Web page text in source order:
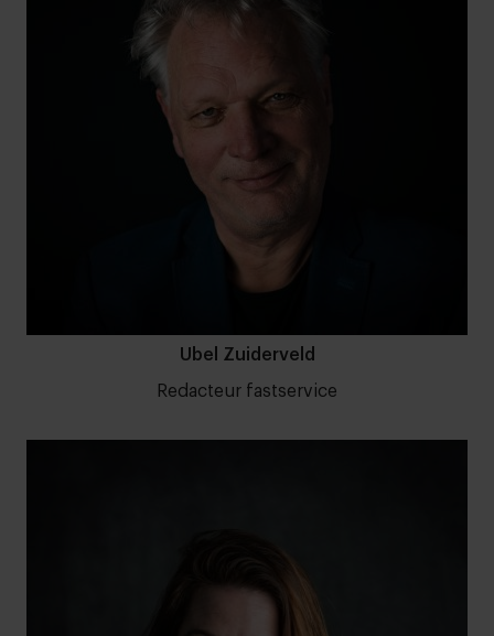
Ubel Zuiderveld
Redacteur fastservice